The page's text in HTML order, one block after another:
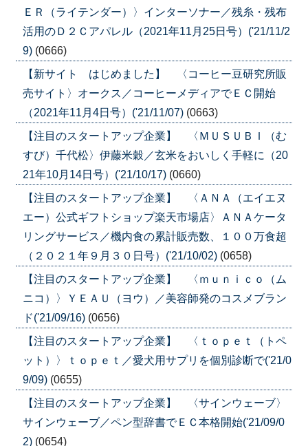
ＥＲ（ライテンダー）〉インターソナー／残糸・残布
活用のＤ２Ｃアパレル（2021年11月25日号）('21/11/2
9) (0666)
【新サイト はじめました】 〈コーヒー豆研究所販
売サイト〉オークス／コーヒーメディアでＥＣ開始
（2021年11月4日号）('21/11/07) (0663)
【注目のスタートアップ企業】 〈ＭＵＳＵＢＩ（む
すび）千代松〉伊藤米穀／玄米をおいしく手軽に（20
21年10月14日号）('21/10/17) (0660)
【注目のスタートアップ企業】 〈ＡＮＡ（エイエヌ
エー）公式ギフトショップ楽天市場店〉ＡＮＡケータ
リングサービス／機内食の累計販売数、１００万食超
（２０２１年９月３０日号）('21/10/02) (0658)
【注目のスタートアップ企業】 〈ｍｕｎｉｃｏ（ム
ニコ）〉ＹＥＡＵ（ヨウ）／美容師発のコスメブラン
ド('21/09/16) (0656)
【注目のスタートアップ企業】 〈ｔｏｐｅｔ（トペ
ット）〉ｔｏｐｅｔ／愛犬用サプリを個別診断で('21/0
9/09) (0655)
【注目のスタートアップ企業】 〈サインウェーブ〉
サインウェーブ／ペン型辞書でＥＣ本格開始('21/09/0
2) (0654)